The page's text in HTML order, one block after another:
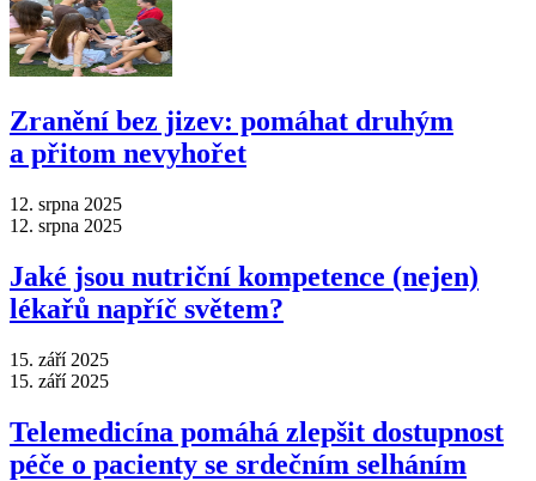
Zranění bez jizev: pomáhat druhým
a přitom nevyhořet
12. srpna 2025
12. srpna 2025
Jaké jsou nutriční kompetence (nejen)
lékařů napříč světem?
15. září 2025
15. září 2025
Telemedicína pomáhá zlepšit dostupnost
péče o pacienty se srdečním selháním